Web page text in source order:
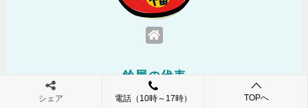
鈴屋の代表
シェア 電話（10時～17時） TOPへ